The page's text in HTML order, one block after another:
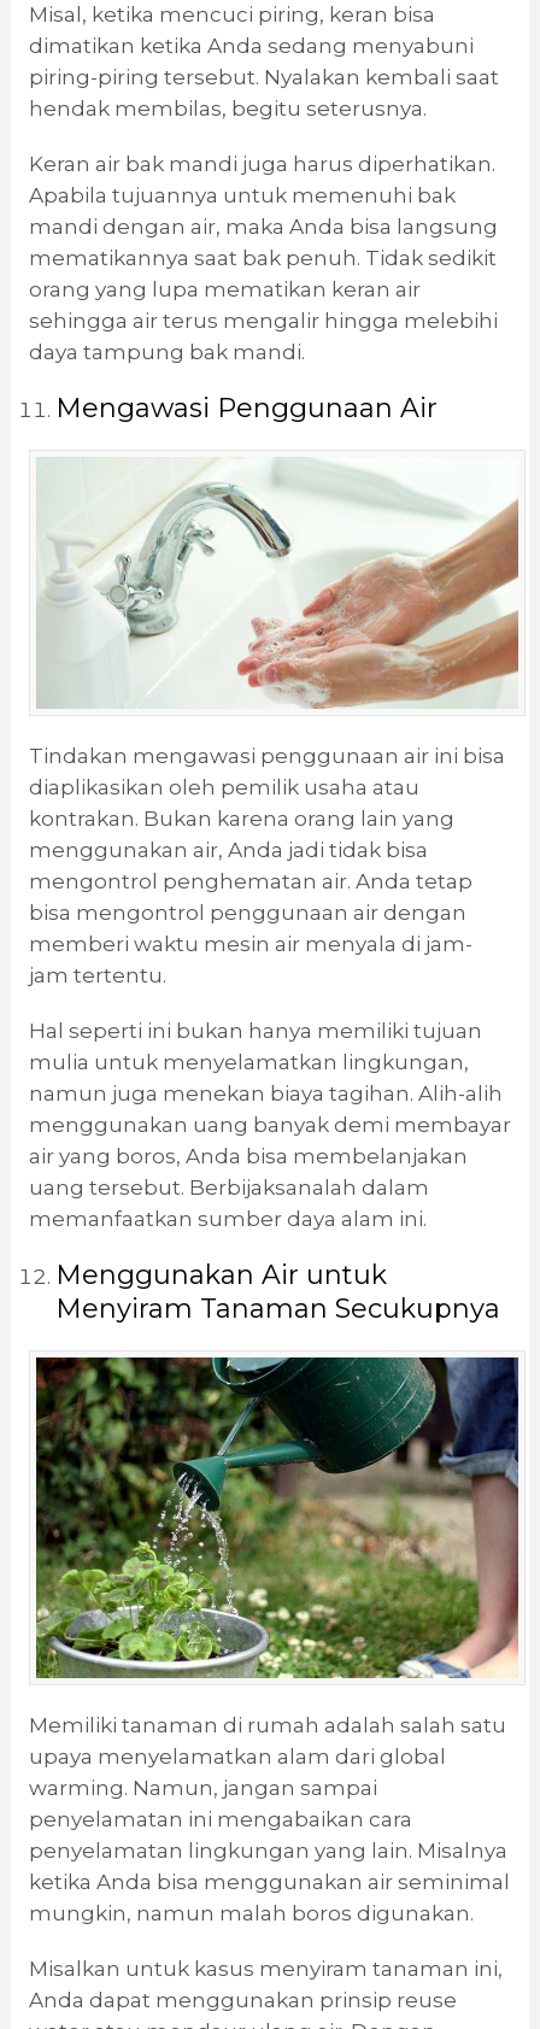
Misal, ketika mencuci piring, keran bisa
dimatikan ketika Anda sedang menyabuni
piring-piring tersebut. Nyalakan kembali saat
hendak membilas, begitu seterusnya.
Keran air bak mandi juga harus diperhatikan.
Apabila tujuannya untuk memenuhi bak
mandi dengan air, maka Anda bisa langsung
mematikannya saat bak penuh. Tidak sedikit
orang yang lupa mematikan keran air
sehingga air terus mengalir hingga melebihi
daya tampung bak mandi.
Mengawasi Penggunaan Air
Tindakan mengawasi penggunaan air ini bisa
diaplikasikan oleh pemilik usaha atau
kontrakan. Bukan karena orang lain yang
menggunakan air, Anda jadi tidak bisa
mengontrol penghematan air. Anda tetap
bisa mengontrol penggunaan air dengan
memberi waktu mesin air menyala di jam-
jam tertentu.
Hal seperti ini bukan hanya memiliki tujuan
mulia untuk menyelamatkan lingkungan,
namun juga menekan biaya tagihan. Alih-alih
menggunakan uang banyak demi membayar
air yang boros, Anda bisa membelanjakan
uang tersebut. Berbijaksanalah dalam
memanfaatkan sumber daya alam ini.
Menggunakan Air untuk
Menyiram Tanaman Secukupnya
Memiliki tanaman di rumah adalah salah satu
upaya menyelamatkan alam dari global
warming. Namun, jangan sampai
penyelamatan ini mengabaikan cara
penyelamatan lingkungan yang lain. Misalnya
ketika Anda bisa menggunakan air seminimal
mungkin, namun malah boros digunakan.
Misalkan untuk kasus menyiram tanaman ini,
Anda dapat menggunakan prinsip reuse